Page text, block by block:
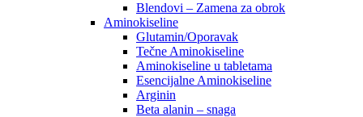
Blendovi – Zamena za obrok
Aminokiseline
Glutamin/Oporavak
Tečne Aminokiseline
Aminokiseline u tabletama
Esencijalne Aminokiseline
Arginin
Beta alanin – snaga